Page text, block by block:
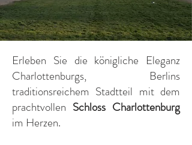
Erleben Sie die königliche Eleganz
Charlottenburgs, Berlins
traditionsreichem Stadtteil mit dem
prachtvollen Schloss Charlottenburg
im Herzen.